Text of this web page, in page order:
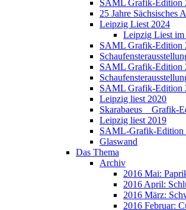
SAML Grafik-Edition
25 Jahre Sächsisches
Leipzig Liest 2024
Leipzig Liest
SAML Grafik-Edition
SAML Grafik-Edition
SAML Grafik-Edition
Leipzig liest 2020
Skarabaeus _ Grafik-
Leipzig liest 2019
SAML-Grafik-Edition
Glaswand
Das Thema
Archiv
2016 Mai:
2016 April:
2016 März:
2016 Februar: